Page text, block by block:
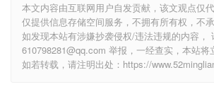
本文内容由互联网用户自发贡献，该文观点仅
仅提供信息存储空间服务，不拥有所有权，不承
如发现本站有涉嫌抄袭侵权/违法违规的内容，
610798281@qq.com 举报，一经查实，本站将
如若转载，请注明出处：https://